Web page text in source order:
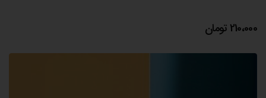
210،000 تومان